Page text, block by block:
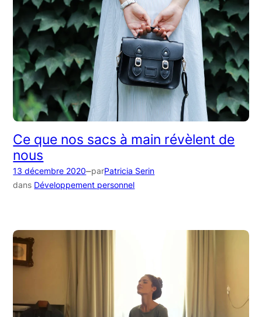
Ce que nos sacs à main révèlent de
nous
13 décembre 2020–parPatricia Serin
dans Développement personnel